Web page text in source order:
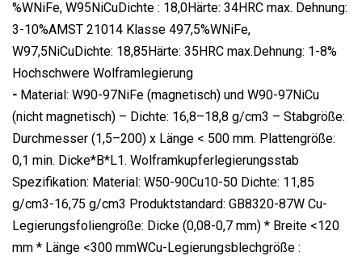
%WNiFe, W95NiCuDichte : 18,0Härte: 34HRC max. Dehnung:
3-10%AMST 21014 Klasse 497,5%WNiFe,
W97,5NiCuDichte: 18,85Härte: 35HRC max.Dehnung: 1-8%
Hochschwere Wolframlegierung
- Material: W90-97NiFe (magnetisch) und W90-97NiCu
(nicht magnetisch) – Dichte: 16,8–18,8 g/cm3 – Stabgröße:
Durchmesser (1,5–200) x Länge < 500 mm. Plattengröße:
0,1 min. Dicke*B*L1. Wolframkupferlegierungsstab
Spezifikation: Material: W50-90Cu10-50 Dichte: 11,85
g/cm3-16,75 g/cm3 Produktstandard: GB8320-87W Cu-
Legierungsfoliengröße: Dicke (0,08-0,7 mm) * Breite <120
mm * Länge <300 mmWCu-Legierungsblechgröße :